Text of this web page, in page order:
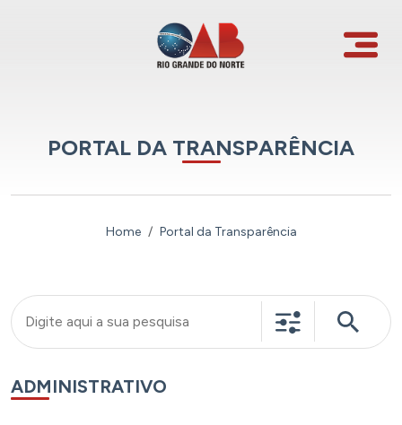
PORTAL DA TRANSPARÊNCIA
Home Portal da Transparência
ADMINISTRATIVO